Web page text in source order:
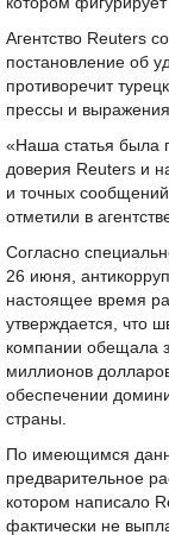
Агентство Reuters
постановление об
противоречит
прессы и
«Наша статья была
доверия Reuters и
и точных
отметили в
Согласно
26 июня,
настоящее время
утверждается, что
компании обещала
миллионов
обеспечении
страны.
По имеющимся
предварительное
котором написало
фактически не